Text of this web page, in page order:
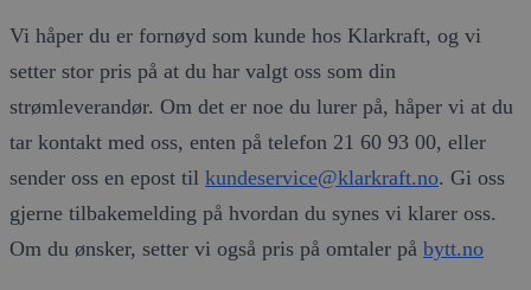
Vi håper du er fornøyd som kunde hos Klarkraft, og vi
setter stor pris på at du har valgt oss som din
strømleverandør. Om det er noe du lurer på, håper vi at du
tar kontakt med oss, enten på telefon 21 60 93 00, eller
sender oss en epost til kundeservice@klarkraft.no. Gi oss
gjerne tilbakemelding på hvordan du synes vi klarer oss.
Om du ønsker, setter vi også pris på omtaler på bytt.no